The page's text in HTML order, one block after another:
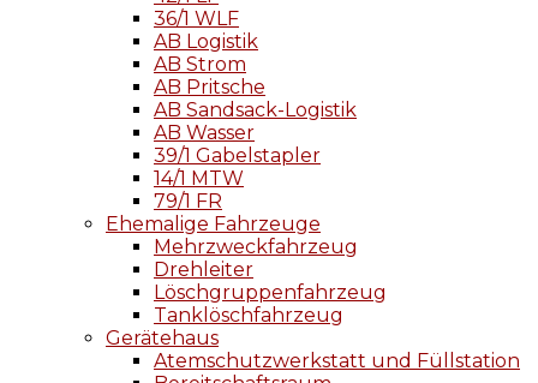
36/1 WLF
AB Logistik
AB Strom
AB Pritsche
AB Sandsack-Logistik
AB Wasser
39/1 Gabelstapler
14/1 MTW
79/1 FR
Ehemalige Fahrzeuge
Mehrzweckfahrzeug
Drehleiter
Löschgruppenfahrzeug
Tanklöschfahrzeug
Gerätehaus
Atemschutzwerkstatt und Füllstation